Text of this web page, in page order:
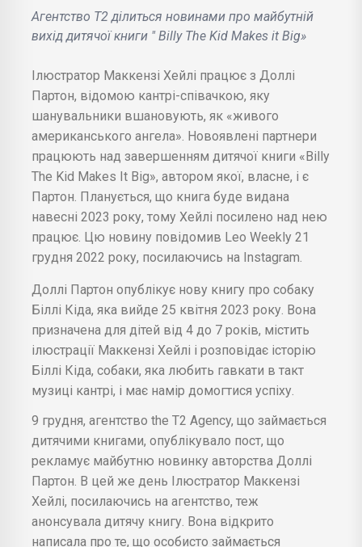
Агентство T2 ділиться новинами про майбутній
вихід дитячої книги " Billy The Kid Makes it Big»
Ілюстратор Маккензі Хейлі працює з Доллі
Партон, відомою кантрі-співачкою, яку
шанувальники вшановують, як «живого
американського ангела». Новоявлені партнери
працюють над завершенням дитячої книги «Billy
The Kid Makes It Big», автором якої, власне, і є
Партон. Планується, що книга буде видана
навесні 2023 року, тому Хейлі посилено над нею
працює. Цю новину повідомив Leo Weekly 21
грудня 2022 року, посилаючись на Instagram.
Доллі Партон опублікує нову книгу про собаку
Біллі Кіда, яка вийде 25 квітня 2023 року. Вона
призначена для дітей від 4 до 7 років, містить
ілюстрації Маккензі Хейлі і розповідає історію
Біллі Кіда, собаки, яка любить гавкати в такт
музиці кантрі, і має намір домогтися успіху.
9 грудня, агентство the T2 Agency, що займається
дитячими книгами, опублікувало пост, що
рекламує майбутню новинку авторства Доллі
Партон. В цей же день Ілюстратор Маккензі
Хейлі, посилаючись на агентство, теж
анонсувала дитячу книгу. Вона відкрито
написала про те, що особисто займається